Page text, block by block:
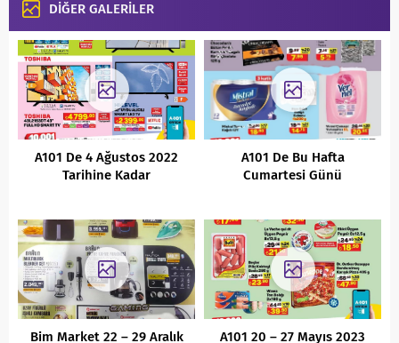
DİĞER GALERİLER
A101 De 4 Ağustos 2022
Tarihine Kadar
A101 De Bu Hafta
Cumartesi Günü
Bim Market 22 – 29 Aralık
A101 20 – 27 Mayıs 2023